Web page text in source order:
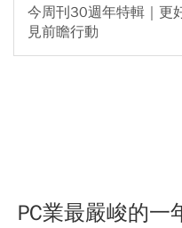
今周刊30週年特輯｜更
見前瞻行動
PC業最嚴峻的一